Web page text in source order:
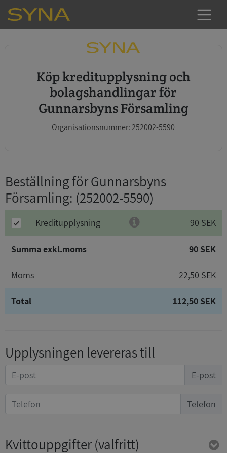
Köp kreditupplysning och
bolagshandlingar för
Gunnarsbyns Församling
Organisationsnummer: 252002-5590
Beställning för Gunnarsbyns
Församling: (252002-5590)
Kreditupplysning 90 SEK
Summa exkl.moms 90 SEK
Moms 22,50 SEK
Total 112,50 SEK
Upplysningen levereras till
E-post
Telefon
Kvittouppgifter(valfritt)